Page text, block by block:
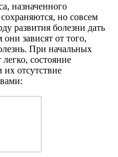
назначенного
но совсем
развития болезни дать
зависят от того,
При начальных
состояние
отсутствие